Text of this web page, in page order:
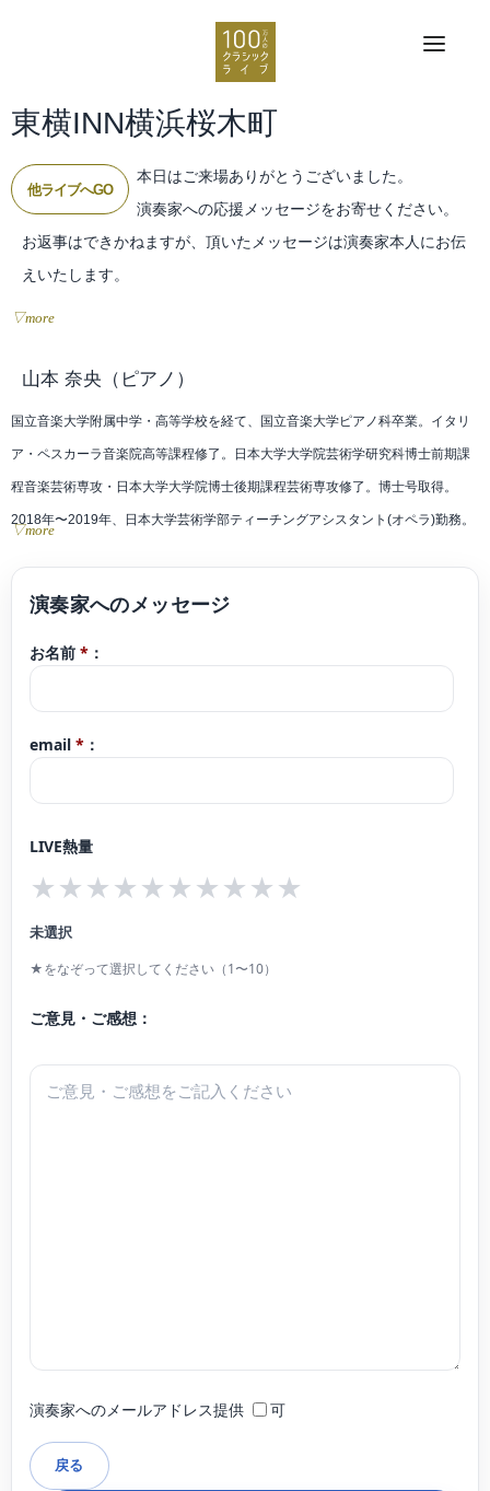
東横INN横浜桜木町
他ライブへGO
本日はご来場ありがとうございました。
演奏家への応援メッセージをお寄せください。
お返事はできかねますが、頂いたメッセージは演奏家本人にお伝
えいたします。
▽more
山本 奈央 （ピアノ）
国立音楽大学附属中学・高等学校を経て、国立音楽大学ピアノ科卒業。イタリ
ア・ペスカーラ音楽院高等課程修了。日本大学大学院芸術学研究科博士前期課
程音楽芸術専攻・日本大学大学院博士後期課程芸術専攻修了。博士号取得。
2018年〜2019年、日本大学芸術学部ティーチングアシスタント(オペラ)勤務。
受賞。Valtidone国際音楽コンクール(伊)Young Talent Competition第3位受賞、
並びにディプロマ取得。2014年日・韓・中約94ヵ所で同日・同時刻開催の国際
る韓国陸軍六師団七連隊にてVn.&Pf.デュオ公演を行い、翌年に開催されたONE
MONTH FESTIVAL2015において東京でソロリサイタルを、2020年二度目のソ
補助要員。
▽more
お名前 * ：
email * ：
LIVE熱量
★★★★★★★★★★
未選択
★をなぞって選択してください（1〜10）
ご意見・ご感想：
演奏家へのメールアドレス提供 可